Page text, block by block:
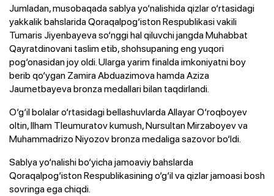
Jumladan, musobaqada sablya yo‘nalishida qizlar o‘rtasidagi
yakkalik bahslarida Qoraqalpog‘iston Respublikasi vakili
Tumaris Jiyenbayeva so‘nggi hal qiluvchi jangda Muhabbat
Qayratdinovani taslim etib, shohsupaning eng yuqori
pog‘onasidan joy oldi. Ularga yarim finalda imkoniyatni boy
berib qo‘ygan Zamira Abduazimova hamda Aziza
Jaumetbayeva bronza medallari bilan taqdirlandi.
O‘g‘il bolalar o‘rtasidagi bellashuvlarda Allayar O‘roqboyev
oltin, Ilham Tleumuratov kumush, Nursultan Mirzaboyev va
Muhammadrizo Niyozov bronza medaliga sazovor bo‘ldi.
Sablya yo‘nalishi bo‘yicha jamoaviy bahslarda
Qoraqalpog‘iston Respublikasining o‘g‘il va qizlar jamoasi bosh
sovringa ega chiqdi.